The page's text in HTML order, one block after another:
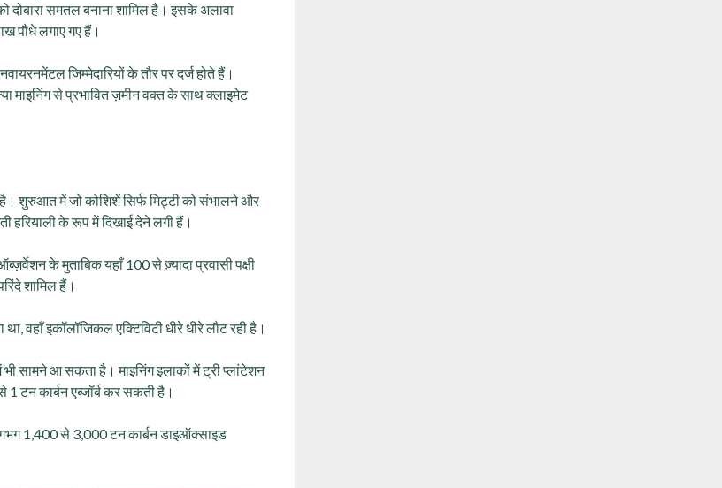
दोबारा समतल बनाना शामिल है। इसके अलावा
पौधे लगाए गए हैं।
जिम्मेदारियों के तौर पर दर्ज होते हैं।
से प्रभावित ज़मीन वक्त के साथ क्लाइमेट
है। शुरुआत में जो कोशिशें सिर्फ मिट्टी को संभालने और
हरियाली के रूप में दिखाई देने लगी हैं।
के मुताबिक यहाँ 100 से ज़्यादा प्रवासी पक्षी
शामिल हैं।
वहाँ इकॉलॉजिकल एक्टिविटी धीरे धीरे लौट रही है।
भी सामने आ सकता है। माइनिंग इलाकों में ट्री प्लांटेशन
टन कार्बन एब्जॉर्ब कर सकती है।
1,400 से 3,000 टन कार्बन डाइऑक्साइड